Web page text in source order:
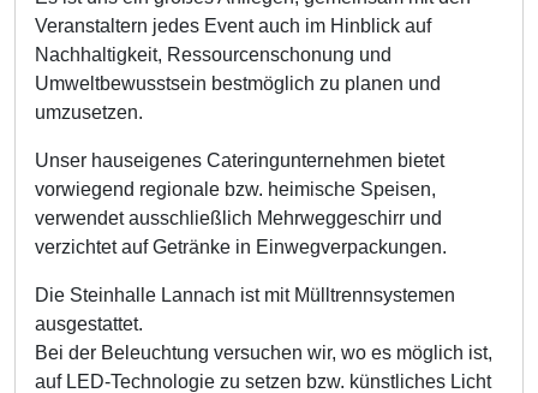
Veranstaltern jedes Event auch im Hinblick auf
Nachhaltigkeit, Ressourcenschonung und
Umweltbewusstsein bestmöglich zu planen und
umzusetzen.
Unser hauseigenes Cateringunternehmen bietet
vorwiegend regionale bzw. heimische Speisen,
verwendet ausschließlich Mehrweggeschirr und
verzichtet auf Getränke in Einwegverpackungen.
Die Steinhalle Lannach ist mit Mülltrennsystemen
ausgestattet.
Bei der Beleuchtung versuchen wir, wo es möglich ist,
auf LED-Technologie zu setzen bzw. künstliches Licht